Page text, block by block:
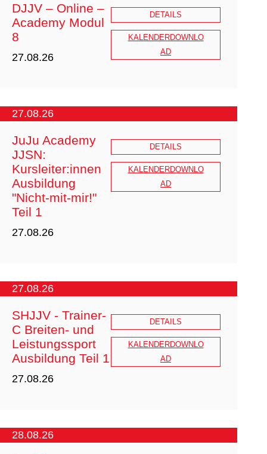
DJJV – Online –
Academy Modul
8
27.08.26
DETAILS
https://drive.google.com/file/d/1Vnow
ew?usp=sharing
KALENDERDOWNLO
AD
27.08.26
JuJu Academy
JJSN:
Kursleiter:innen
Ausbildung
"Nicht-mit-mir!"
Teil 1
27.08.26
DETAILS
JuJu_Academy_NiMi_2026_Teil1
JJSN 28.-30.08.2026.pdf
KALENDERDOWNLO
AD
27.08.26
SHJJV - Trainer-
C Breiten- und
Leistungssport
Ausbildung Teil 1
27.08.26
DETAILS
KALENDERDOWNLO
AD
28.08.26